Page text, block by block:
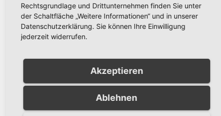
und der Herstellung eines attraktiven
Veranstaltungsortes in Bruchhausen.
„Wahlen und Wähler in
Hüsten während der
Weimarer Republik“ des
Heimatbundes Neheim-
Hüsten e. V.
Rechtsgrundlage und Drittunternehmen finden Sie unter
der Schaltfläche „Weitere Informationen“ und in unserer
Datenschutzerklärung. Sie können Ihre Einwilligung
jederzeit widerrufen.
Akzeptieren
Ablehnen